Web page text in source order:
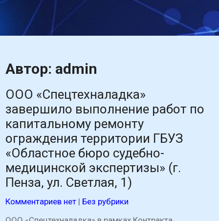
content
Автор: admin
ООО «Спецтехналадка»
завершило выполнение работ по
капитальному ремонту
ограждения территории ГБУЗ
«Областное бюро судебно-
медицинской экспертизы» (г.
Пенза, ул. Светлая, 1)
Комментариев нет | Без рубрики